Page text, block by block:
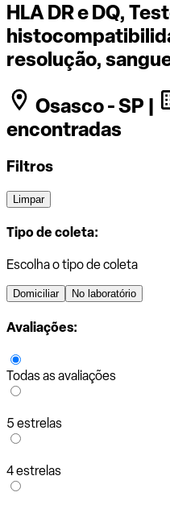
HLA DR e DQ,
resolução,
Osasco - SP |
encontradas
Filtros
Limpar
Tipo de coleta:
Escolha o tipo de coleta
Domiciliar No laboratório
Avaliações:
Todas as avaliações
5 estrelas
4 estrelas